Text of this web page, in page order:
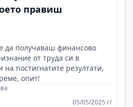
правиш
да получаваш финансово
от труда си в
постигнатите резултати,
опит!
05/05/2025 г/